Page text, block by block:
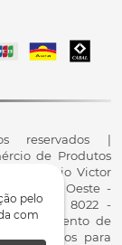
pelo
com
reservados |
de Produtos
R. Antônio Victor
do Oeste -
200 8022 -
de
Produtos para